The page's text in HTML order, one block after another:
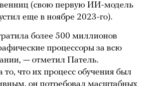
(свою первую ИИ-модель
еще в ноябре 2023-го).
более 500 миллионов
процессоры за всю
— отметил Патель.
что их процесс обучения был